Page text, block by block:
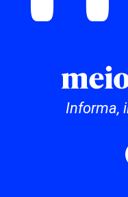
Informa,